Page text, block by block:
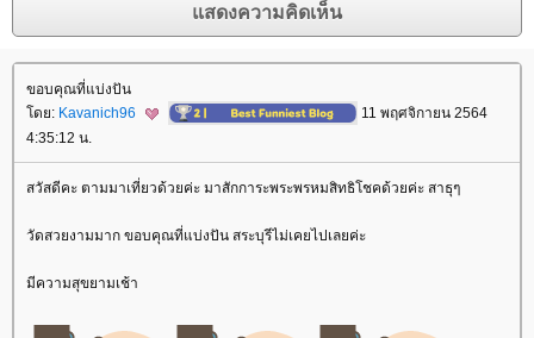
ขอบคุณที่แบ่งปัน
ดย: Kavanich96
11 พฤศจิกายน 2564
4:35:12 น.
สวัสดีคะ ตามมาเที่ยวด้วยค่ะ มาสักการะพระพรหมสิทธิโชคด้วยค่ะ สาธุๆ
วัดสวยงามมาก ขอบคุณที่แบ่งปัน สระบุรีไม่เคยไปเลยค่ะ
มีความสุขยามเช้า